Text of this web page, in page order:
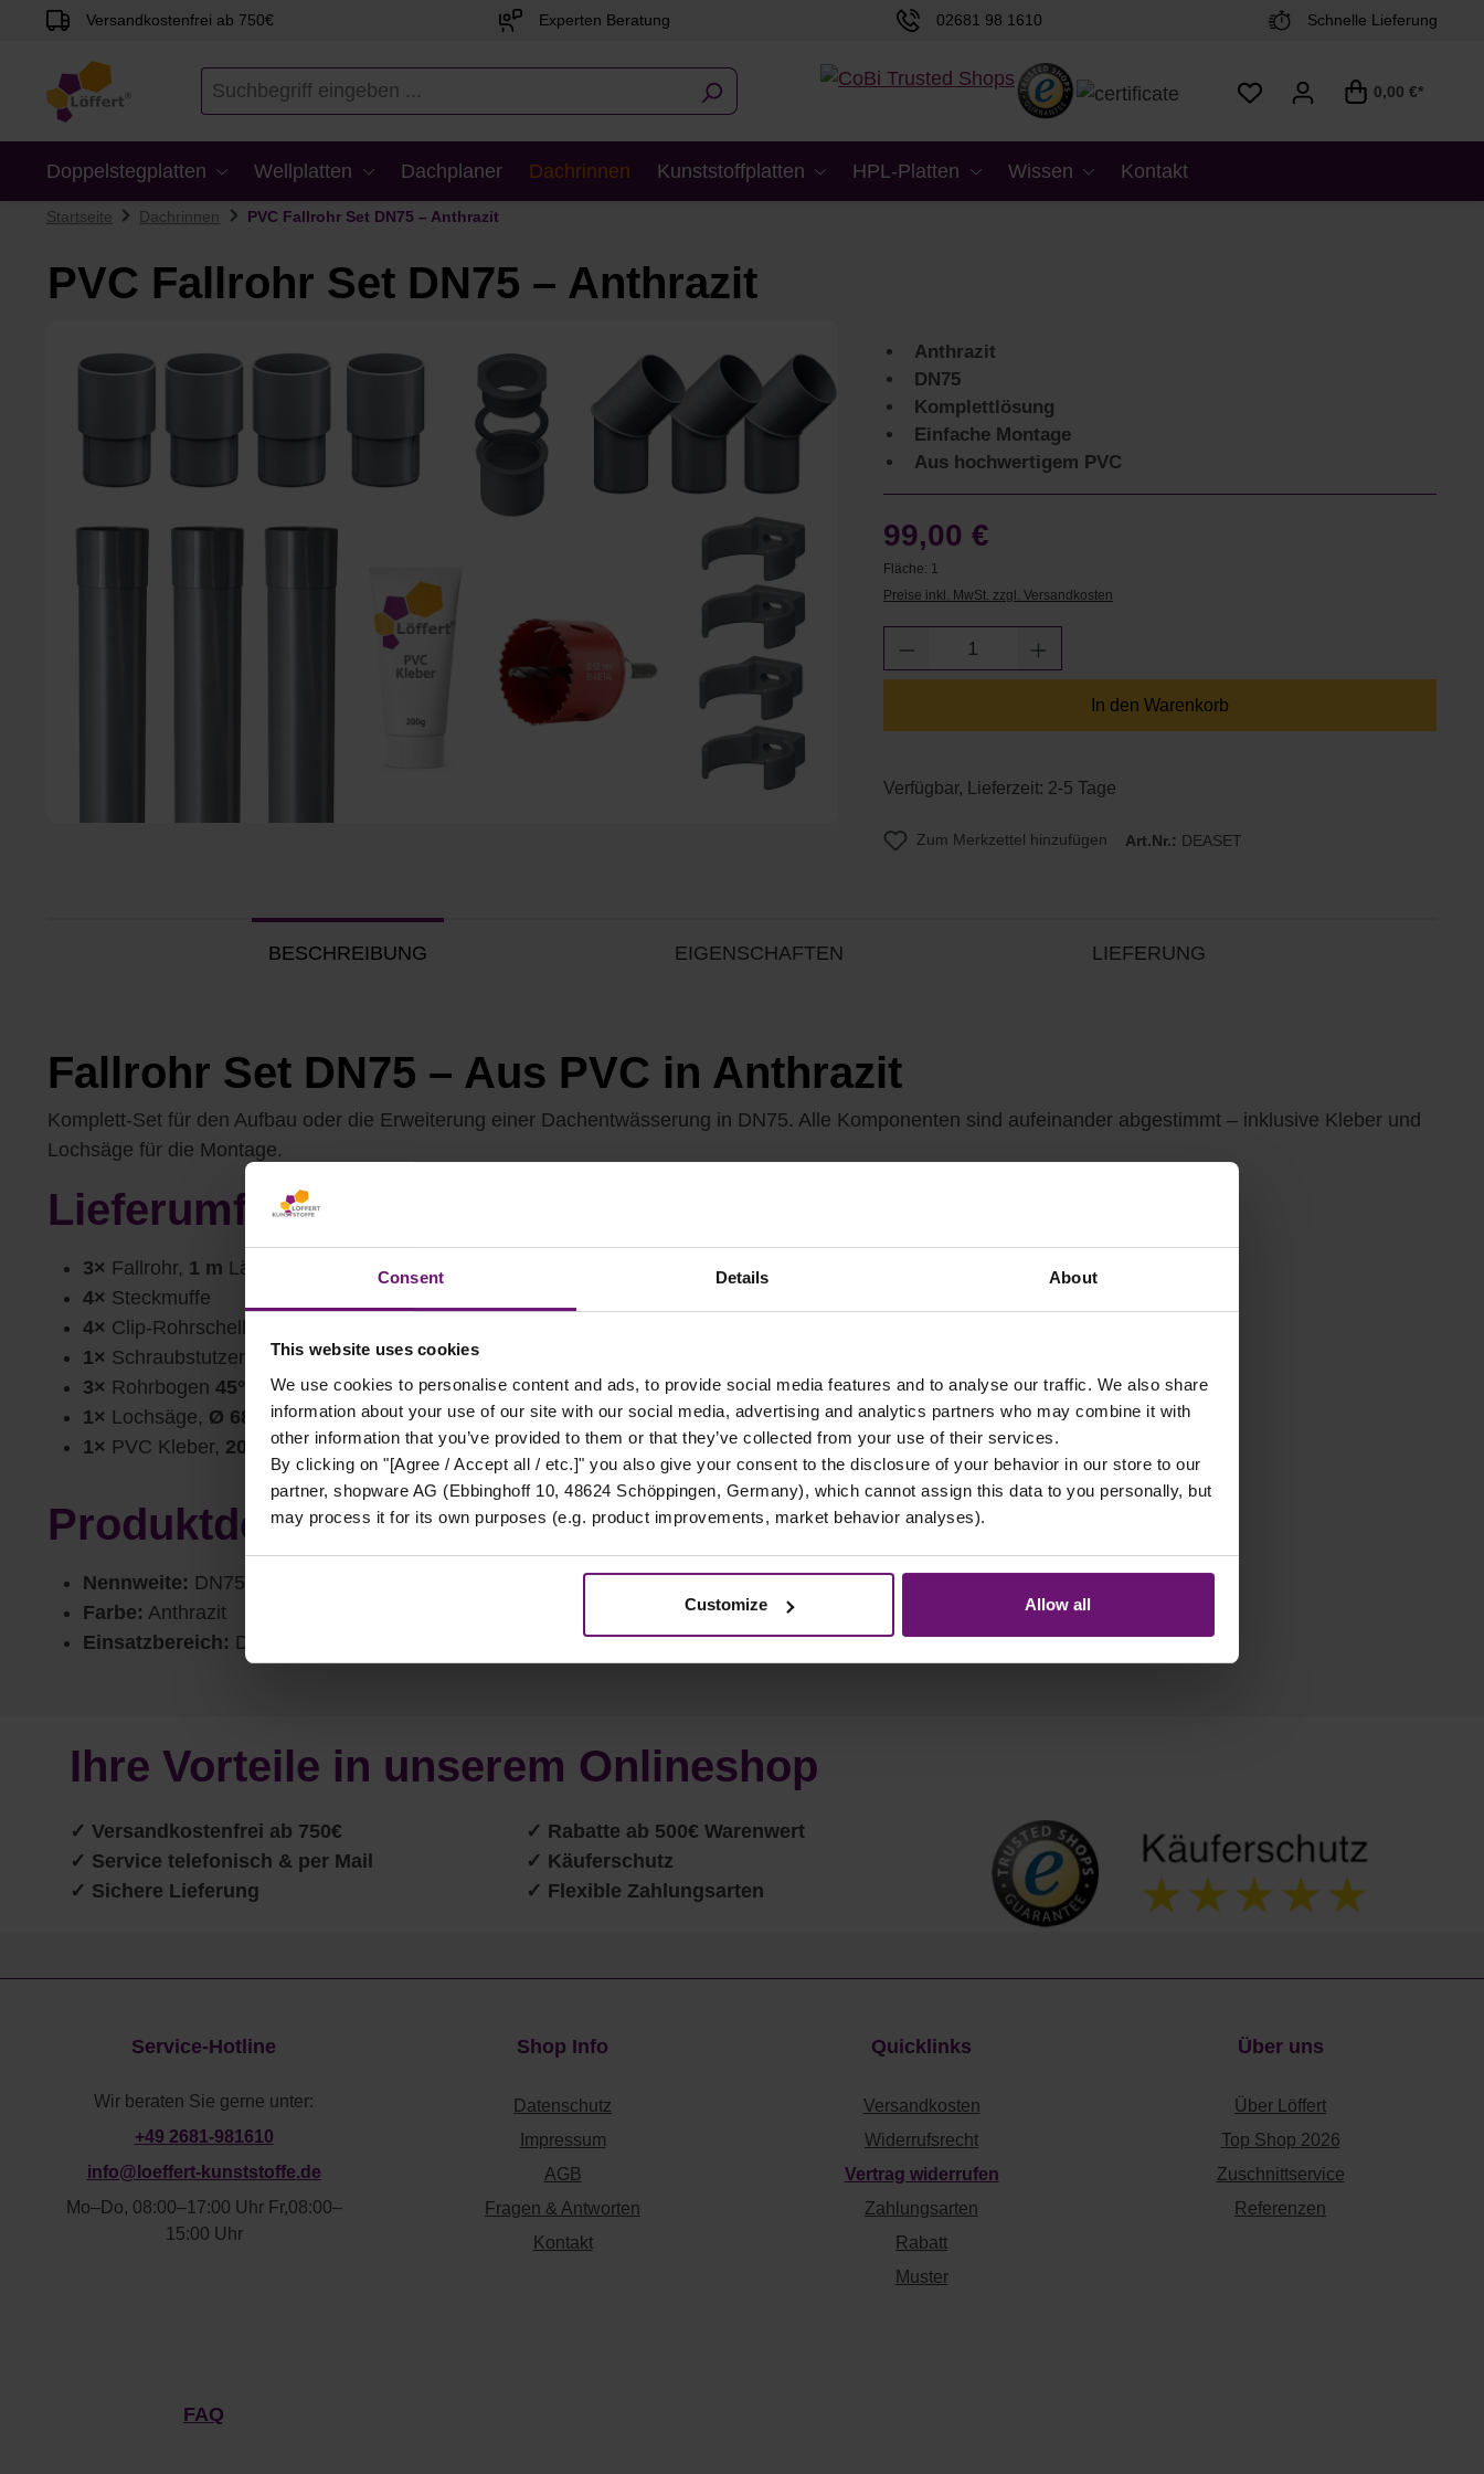
Consent Details About
This website uses cookies
We use cookies to personalise content and ads, to provide social media features and to analyse our traffic. We also share
information about your use of our site with our social media, advertising and analytics partners who may combine it with
other information that you’ve provided to them or that they’ve collected from your use of their services.
By clicking on "[Agree / Accept all / etc.]" you also give your consent to the disclosure of your behavior in our store to our
partner, shopware AG (Ebbinghoff 10, 48624 Schöppingen, Germany), which cannot assign this data to you personally, but
may process it for its own purposes (e.g. product improvements, market behavior analyses).
Customize Allow all
Zur Suche springen
Versandkostenfrei ab 750€ Experten Beratung 02681 98 1610 Schnelle Lieferung
0,00 €*
Doppelstegplatten Wellplatten Dachplaner Dachrinnen Kunststoffplatten HPL-Platten Wissen Kontakt
Startseite Dachrinnen PVC Fallrohr Set DN75 – Anthrazit
PVC Fallrohr Set DN75 – Anthrazit
Anthrazit
DN75
Komplettlösung
Einfache Montage
Aus hochwertigem PVC
99,00 €
Fläche: 1
Preise inkl. MwSt. zzgl. Versandkosten
Produkt Anzahl: Gib den gewünschten Wert ein
In den Warenkorb
Verfügbar, Lieferzeit: 2-5 Tage
Zum Merkzettel hinzufügen Art.Nr.: DEASET
BESCHREIBUNG EIGENSCHAFTEN LIEFERUNG
Fallrohr Set DN75 – Aus PVC in Anthrazit
Komplett-Set für den Aufbau oder die Erweiterung einer Dachentwässerung in DN75. Alle Komponenten sind aufeinander abgestimmt – inklusive Kleber und
Lochsäge für die Montage.
Lieferumfang
3× Fallrohr, 1 m Länge
4× Steckmuffe
4× Clip-Rohrschelle
1× Schraubstutzen
3× Rohrbogen 45°
1× Lochsäge, Ø 68 mm
1× PVC Kleber, 200 ml
Produktdetails
Nennweite: DN75
Farbe: Anthrazit
Einsatzbereich: Dachentwässerung / Fallrohrleitung
Ihre Vorteile in unserem Onlineshop
✓ Versandkostenfrei ab 750€
✓ Service telefonisch & per Mail
✓ Sichere Lieferung
✓ Rabatte ab 500€ Warenwert
✓ Käuferschutz
✓ Flexible Zahlungsarten
Service-Hotline
Wir beraten Sie gerne unter:
+49 2681-981610
info@loeffert-kunststoffe.de
Mo–Do, 08:00–17:00 UhrFr,08:00–
15:00 Uhr
Shop Info
Datenschutz
Impressum
AGB
Fragen & Antworten
Kontakt
Quicklinks
Versandkosten
Widerrufsrecht
Vertrag widerrufen
Zahlungsarten
Rabatt
Muster
Über uns
Über Löffert
Top Shop 2026
Zuschnittservice
Referenzen
FAQ